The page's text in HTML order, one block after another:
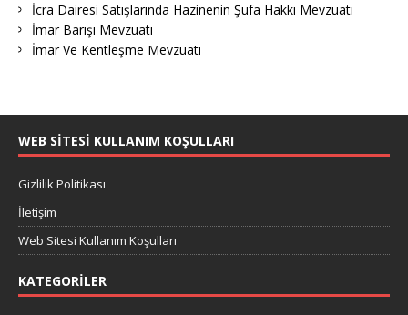
İcra Dairesi Satışlarında Hazinenin Şufa Hakkı Mevzuatı
İmar Barışı Mevzuatı
İmar Ve Kentleşme Mevzuatı
WEB SITESI KULLANIM KOŞULLARI
Gizlilik Politikası
İletişim
Web Sitesi Kullanım Koşulları
KATEGORILER